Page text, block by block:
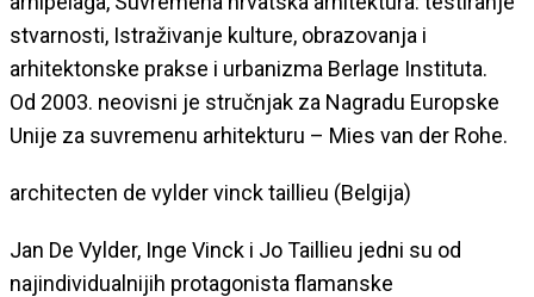
stvarnosti, Istraživanje kulture, obrazovanja i
arhitektonske prakse i urbanizma Berlage Instituta.
Od 2003. neovisni je stručnjak za Nagradu Europske
Unije za suvremenu arhitekturu – Mies van der Rohe.
architecten de vylder vinck taillieu (Belgija)
Jan De Vylder, Inge Vinck i Jo Taillieu jedni su od
najindividualnijih protagonista flamanske